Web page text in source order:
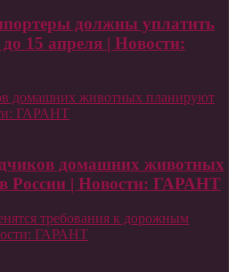
должны уплатить
15 апреля | Новости:
домашних животных планируют
ГАРАНТ
домашних животных
России | Новости: ГАРАНТ
требования к дорожным
ГАРАНТ